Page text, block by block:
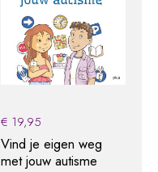
€ 19,95
Vind je eigen weg
met jouw autisme